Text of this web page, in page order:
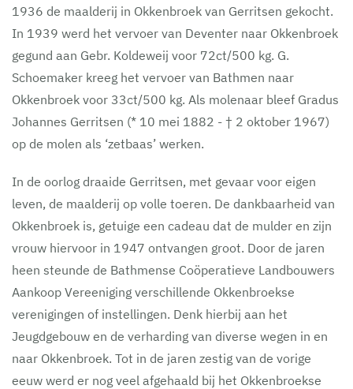
1936 de maalderij in Okkenbroek van Gerritsen gekocht.
In 1939 werd het vervoer van Deventer naar Okkenbroek
gegund aan Gebr. Koldeweij voor 72ct/500 kg. G.
Schoemaker kreeg het vervoer van Bathmen naar
Okkenbroek voor 33ct/500 kg. Als molenaar bleef Gradus
Johannes Gerritsen (* 10 mei 1882 - † 2 oktober 1967)
op de molen als ‘zetbaas’ werken.
In de oorlog draaide Gerritsen, met gevaar voor eigen
leven, de maalderij op volle toeren. De dankbaarheid van
Okkenbroek is, getuige een cadeau dat de mulder en zijn
vrouw hiervoor in 1947 ontvangen groot. Door de jaren
heen steunde de Bathmense Coöperatieve Landbouwers
Aankoop Vereeniging verschillende Okkenbroekse
verenigingen of instellingen. Denk hierbij aan het
Jeugdgebouw en de verharding van diverse wegen in en
naar Okkenbroek. Tot in de jaren zestig van de vorige
eeuw werd er nog veel afgehaald bij het Okkenbroekse